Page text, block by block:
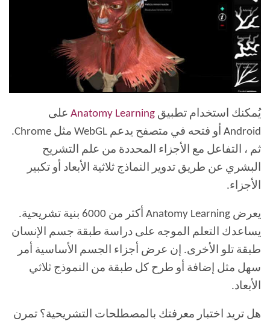
يُمكنك استخدام تطبيق Anatomy Learning على
Android أو فتحه في متصفح يدعم WebGL مثل Chrome.
ثم ، التفاعل مع الأجزاء المحددة من علم التشريح
البشري عن طريق تدوير النماذج ثلاثية الأبعاد أو تكبير
الأجزاء.
يعرض Anatomy Learning أكثر من 6000 بنية تشريحية.
يساعدك التعلم الموجه على دراسة طبقة جسم الإنسان
طبقة تلو الأخرى. إن عرض أجزاء الجسم الأساسية أمر
سهل مثل إضافة أو طرح كل طبقة من النموذج ثلاثي
الأبعاد.
هل تريد اختبار معرفتك بالمصطلحات التشريحية؟ تمرن